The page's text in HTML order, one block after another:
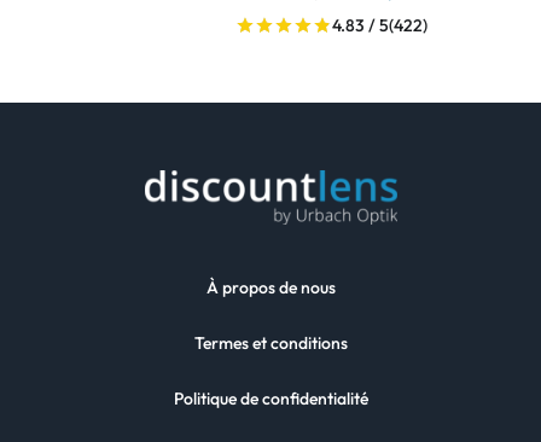
4.83 / 5(422)
À propos de nous
Termes et conditions
Politique de confidentialité